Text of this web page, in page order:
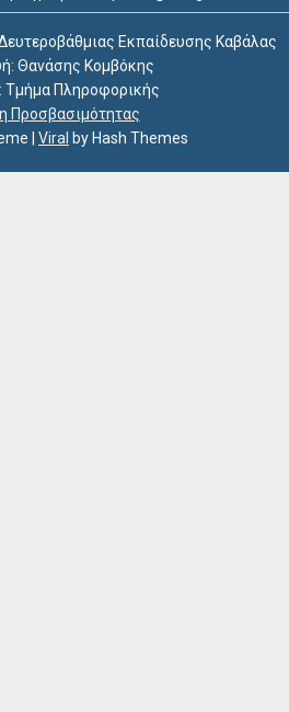
Εκπαίδευσης Καβάλας
Θανάσης Κομβόκης
Τμήμα Πληροφορικής
Προσβασιμότητας
Viral by Hash Themes